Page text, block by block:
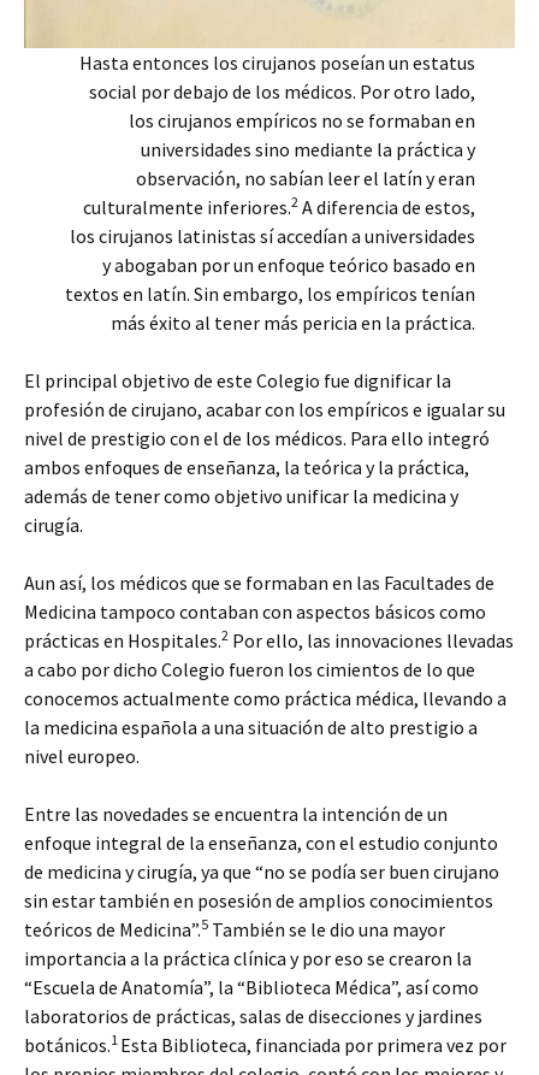
Hasta entonces los cirujanos poseían un estatus
social por debajo de los médicos. Por otro lado,
los cirujanos empíricos no se formaban en
universidades sino mediante la práctica y
observación, no sabían leer el latín y eran
culturalmente inferiores.2 A diferencia de estos,
los cirujanos latinistas sí accedían a universidades
y abogaban por un enfoque teórico basado en
textos en latín. Sin embargo, los empíricos tenían
más éxito al tener más pericia en la práctica.
El principal objetivo de este Colegio fue dignificar la
profesión de cirujano, acabar con los empíricos e igualar su
nivel de prestigio con el de los médicos. Para ello integró
ambos enfoques de enseñanza, la teórica y la práctica,
además de tener como objetivo unificar la medicina y
cirugía.
Aun así, los médicos que se formaban en las Facultades de
Medicina tampoco contaban con aspectos básicos como
prácticas en Hospitales.2 Por ello, las innovaciones llevadas
a cabo por dicho Colegio fueron los cimientos de lo que
conocemos actualmente como práctica médica, llevando a
la medicina española a una situación de alto prestigio a
nivel europeo.
Entre las novedades se encuentra la intención de un
enfoque integral de la enseñanza, con el estudio conjunto
de medicina y cirugía, ya que “no se podía ser buen cirujano
sin estar también en posesión de amplios conocimientos
teóricos de Medicina”.5 También se le dio una mayor
importancia a la práctica clínica y por eso se crearon la
“Escuela de Anatomía”, la “Biblioteca Médica”, así como
laboratorios de prácticas, salas de disecciones y jardines
botánicos.1 Esta Biblioteca, financiada por primera vez por